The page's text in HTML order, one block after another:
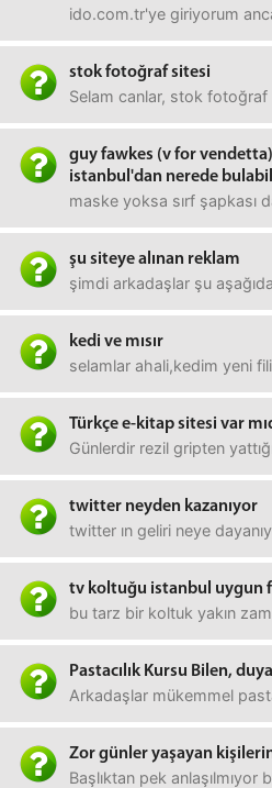
ido.com.tr'ye giriyorum
stok fotoğraf sitesi
Selam canlar, stok fotoğraf
guy fawkes (v for
istanbul'dan nerede
maske yoksa sırf şapkası
şu siteye alınan reklam
şimdi arkadaşlar şu
kedi ve mısır
selamlar ahali,kedim yeni
Türkçe e-kitap sitesi var
Günlerdir rezil gripten
twitter neyden kazanıyor
twitter ın geliri neye
tv koltuğu istanbul uygun
bu tarz bir koltuk yakın
Pastacılık Kursu Bilen,
Arkadaşlar mükemmel
Zor günler yaşayan
Başlıktan pek